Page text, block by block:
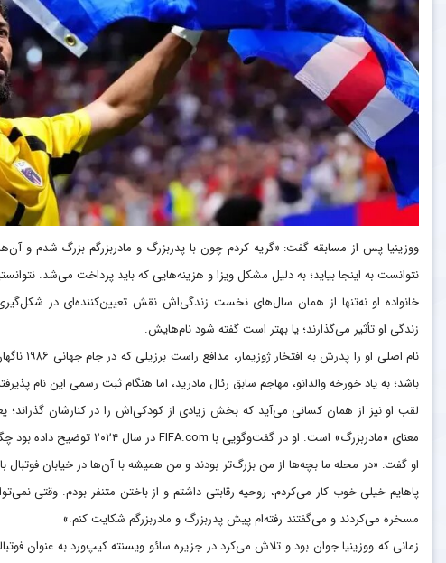
ووزینیا پس از مسابقه گفت: «گریه کردم چون با پدربزرگ و مادربزرگم بزرگ شدم و آن‌ها
نتوانست به اینجا بیاید؛ به دلیل مشکل ویزا و هزینه‌هایی که باید پرداخت می‌شد.
خانواده او نه‌تنها از همان سال‌های نخست زندگی‌اش نقش تعیین‌کننده‌ای در
زندگی او تأثیر می‌گذارند؛ یا بهتر است گفته شود نام‌هایش.
نام اصلی
باشد؛ به یاد خورخه والدانو، مهاجم سابق رئال مادرید، اما هنگام ثبت رسمی این نام
لقب او نیز از همان کسانی می‌آید که بخش زیادی از کودکی‌اش را در کنارشان گذراند؛
معنای «مادربزرگ» است. او در گفت‌وگویی با FIFA.com در سال ۲۰۲۴ توضیح داده بود چگونه این لقب را به دست آورده است.
او گفت: «در محله ما بچه‌ها از من بزرگ‌تر بودند و من همیشه با آن‌ها در خیابان
پاهایم خیلی خوب کار می‌کردم، روحیه رقابتی داشتم و از باختن متنفر بودم. وقتی
مسخره می‌کردند و می‌گفتند رفته‌ام پیش پدربزرگ و مادربزرگم شکایت کنم.»
زمانی که ووزینیا جوان بود و تلاش می‌کرد در جزیره سائو ویسنته کیپ‌ورد به عنوان